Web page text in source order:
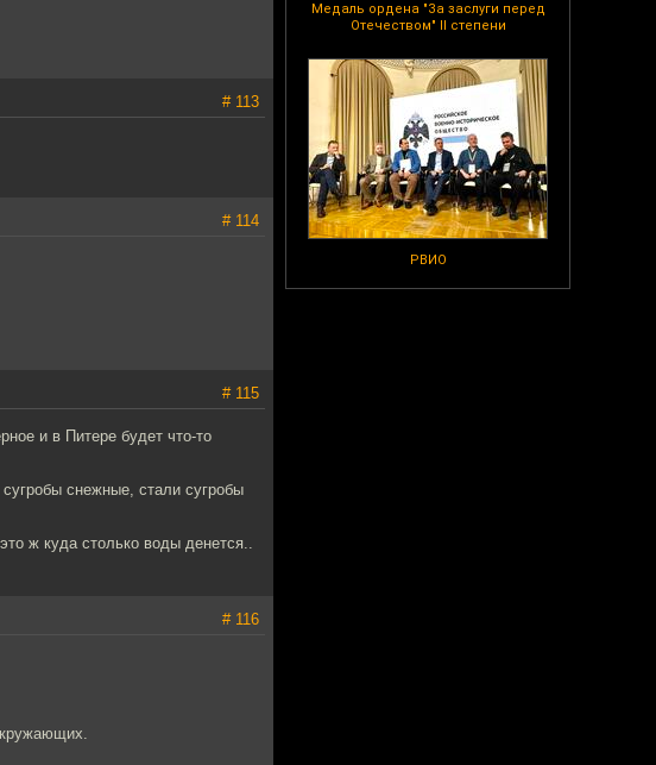
Медаль ордена "За заслуги перед
Отечеством" II степени
РВИО
# 113
# 114
# 115
и в Питере будет что-то
снежные, стали сугробы
ж куда столько воды денется..
# 116